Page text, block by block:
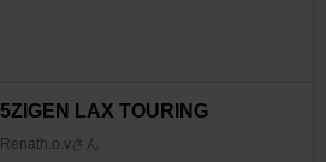
5ZIGEN LAX TOURING
Renath.o.vさん